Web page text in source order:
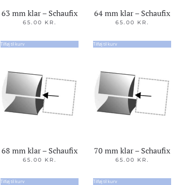
63 mm klar – Schaufix
65.00 KR.
Tilføj til kurv
64 mm klar – Schaufix
65.00 KR.
Tilføj til kurv
68 mm klar – Schaufix
65.00 KR.
Tilføj til kurv
70 mm klar – Schaufix
65.00 KR.
Tilføj til kurv